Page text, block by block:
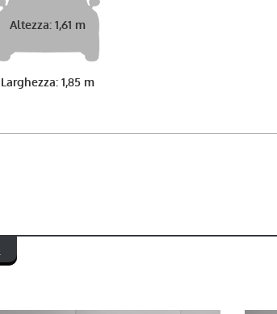
Altezza: 1,61 m
Larghezza: 1,85 m